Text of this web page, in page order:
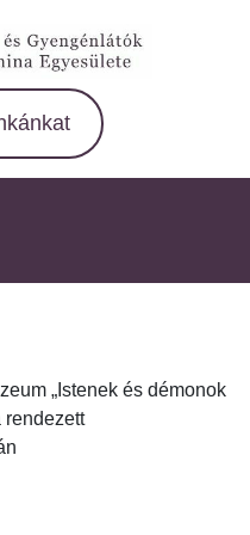
„Istenek és démonok
rendezett